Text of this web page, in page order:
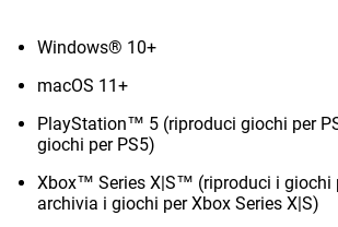
Windows® 10+
macOS 11+
PlayStation™ 5 (riproduci giochi per
giochi per PS5)
Xbox™ Series X|S™ (riproduci i giochi
archivia i giochi per Xbox Series X|S)